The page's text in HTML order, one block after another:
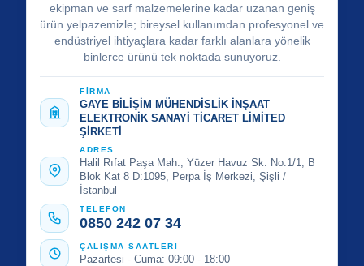
ekipman ve sarf malzemelerine kadar uzanan geniş
ürün yelpazemizle; bireysel kullanımdan profesyonel ve
endüstriyel ihtiyaçlara kadar farklı alanlara yönelik
binlerce ürünü tek noktada sunuyoruz.
FİRMA
GAYE BİLİŞİM MÜHENDİSLİK İNŞAAT
ELEKTRONİK SANAYİ TİCARET LİMİTED
ŞİRKETİ
ADRES
Halil Rıfat Paşa Mah., Yüzer Havuz Sk. No:1/1, B
Blok Kat 8 D:1095, Perpa İş Merkezi, Şişli /
İstanbul
TELEFON
0850 242 07 34
ÇALIŞMA SAATLERİ
Pazartesi - Cuma: 09:00 - 18:00